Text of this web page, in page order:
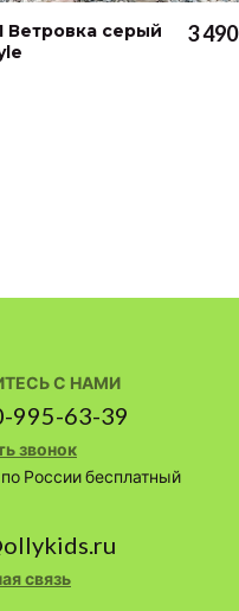
Ветровка серый
3
С НАМИ
995-63-39
звонок
России бесплатный
связь